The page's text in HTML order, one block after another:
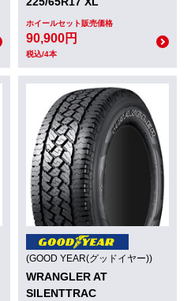
ホイールセット販売価格
90,900円
税込/4本
(GOOD YEAR(グッドイヤー))
WRANGLER AT
SILENTTRAC